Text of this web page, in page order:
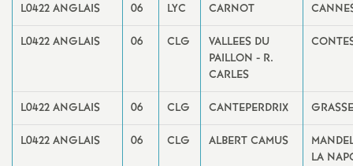
L0422 ANGLAIS 06 LYC CARNOT
L0422 ANGLAIS 06 CLG
VALLEES DU
PAILLON - R.
CARLES
L0422 ANGLAIS 06 CLG CANTEPERDRIX GRASSE
L0422 ANGLAIS 06 CLG ALBERT CAMUS
LA